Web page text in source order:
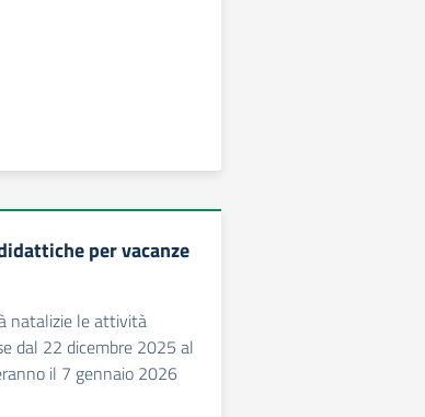
per vacanze
natalizie le attività
dal 22 dicembre 2025 al
il 7 gennaio 2026